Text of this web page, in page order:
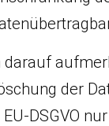
darauf
der
DSGVO